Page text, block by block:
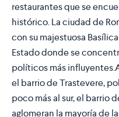
restaurantes que se
histórico. La ciudad de
con su majestuosa
Estado donde se
políticos más
el barrio de Trastevere,
poco más al sur, el barrio
aglomeran la mayoría de